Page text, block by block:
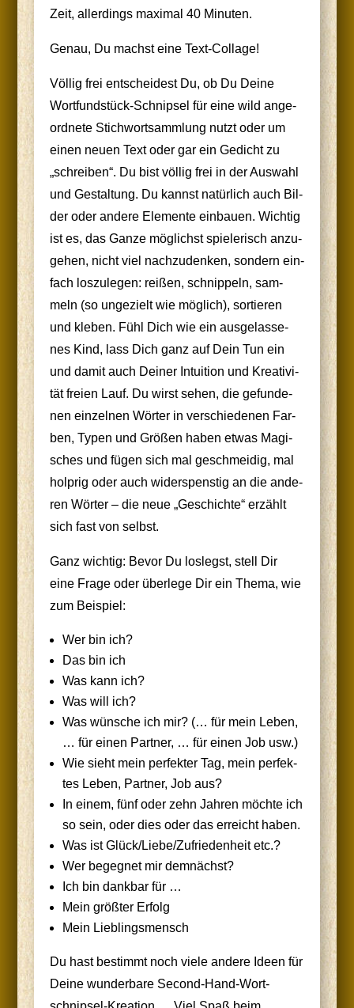
Zeit, aller­dings maxi­mal 40 Minuten.
Genau, Du machst eine Text-Collage!
Völ­lig frei ent­schei­dest Du, ob Du Dei­ne
Wort­fund­stück-Schnip­sel für eine wild ange­
ord­ne­te Stich­wort­samm­lung nutzt oder um
einen neu­en Text oder gar ein Gedicht zu
„schrei­ben“. Du bist völ­lig frei in der Aus­wahl
und Gestal­tung. Du kannst natür­lich auch Bil­
der oder ande­re Ele­men­te ein­bau­en. Wich­tig
ist es, das Gan­ze mög­lichst spie­le­risch anzu­
ge­hen, nicht viel nach­zu­den­ken, son­dern ein­
fach los­zu­le­gen: rei­ßen, schnip­peln, sam­
meln (so unge­zielt wie mög­lich), sor­tie­ren
und kle­ben. Fühl Dich wie ein aus­ge­las­se­
nes Kind, lass Dich ganz auf Dein Tun ein
und damit auch Dei­ner Intui­ti­on und Krea­ti­vi­
tät frei­en Lauf. Du wirst sehen, die gefun­de­
nen ein­zel­nen Wör­ter in ver­schie­de­nen Far­
ben, Typen und Grö­ßen haben etwas Magi­
sches und fügen sich mal geschmei­dig, mal
holp­rig oder auch wider­spens­tig an die ande­
ren Wör­ter – die neue „Geschich­te“ erzählt
sich fast von selbst.
Ganz wich­tig: Bevor Du los­legst, stell Dir
eine Fra­ge oder über­le­ge Dir ein The­ma, wie
zum Beispiel:
Wer bin ich?
Das bin ich
Was kann ich?
Was will ich?
Was wün­sche ich mir? (… für mein Leben,
… für einen Part­ner, … für einen Job usw.)
Wie sieht mein per­fek­ter Tag, mein per­fek­
tes Leben, Part­ner, Job aus?
In einem, fünf oder zehn Jah­ren möch­te ich
so sein, oder dies oder das erreicht haben.
Was ist Glück/Liebe/Zufriedenheit etc.?
Wer begeg­net mir demnächst?
Ich bin dank­bar für …
Mein größ­ter Erfolg
Mein Lieb­lings­mensch
Du hast bestimmt noch vie­le ande­re Ideen für
Dei­ne wun­der­ba­re Second-Hand-Wort­